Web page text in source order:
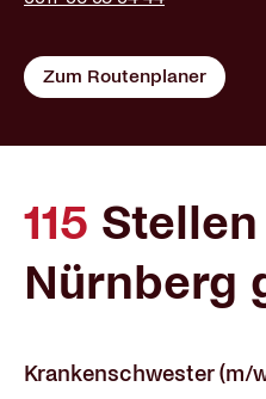
Zum Routenplaner
115
Nürnberg
Krankenschwester (m/